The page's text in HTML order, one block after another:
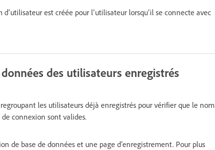
est créée pour l’utilisateur lorsqu’il se connecte avec
des utilisateurs enregistrés
les utilisateurs déjà enregistrés pour vérifier que le nom
connexion sont valides.
de base de données et une page d’enregistrement. Pour plus